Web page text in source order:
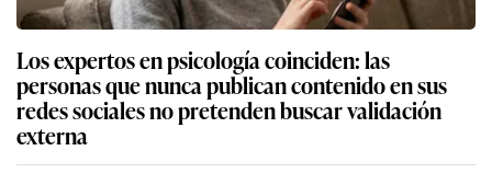
Los expertos en psicología coinciden: las
personas que nunca publican contenido en sus
redes sociales no pretenden buscar validación
externa